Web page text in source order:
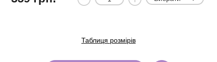
Таблиця розмірів